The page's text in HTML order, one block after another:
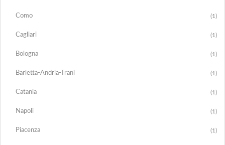
Como (1)
Cagliari (1)
Bologna (1)
Barletta-Andria-Trani (1)
Catania (1)
Napoli (1)
Piacenza (1)